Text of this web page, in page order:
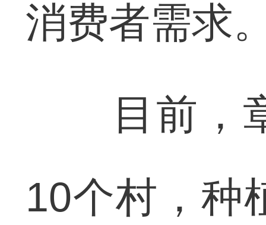
消费者需求
目前，章
10个村，种